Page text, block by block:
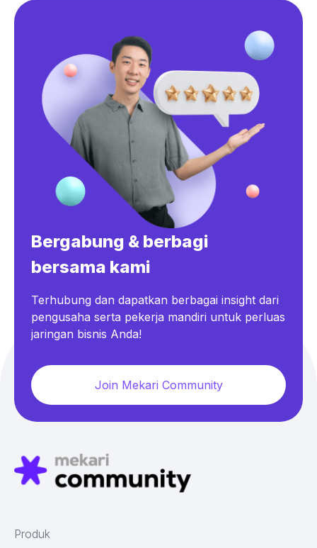
Bergabung & berbagi
bersama kami
Terhubung dan dapatkan berbagai insight dari
pengusaha serta pekerja mandiri untuk perluas
jaringan bisnis Anda!
Join Mekari Community
Produk